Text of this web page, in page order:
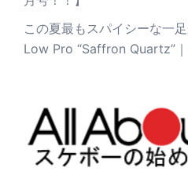
この夏最もスパイシーな一
Low Pro “Saffron Quartz”